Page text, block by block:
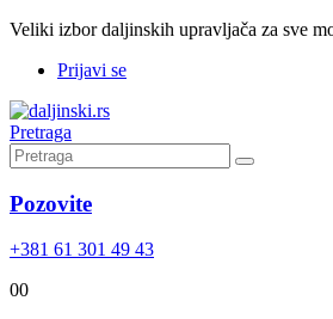
Veliki izbor daljinskih upravljača za sve
Prijavi se
Pretraga
Pozovite
+381 61 301 49 43
00